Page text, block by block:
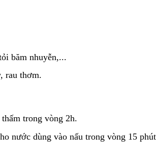
băm nhuyễn,...
rau thơm.
trong vòng 2h.
nước dùng vào nấu trong vòng 15